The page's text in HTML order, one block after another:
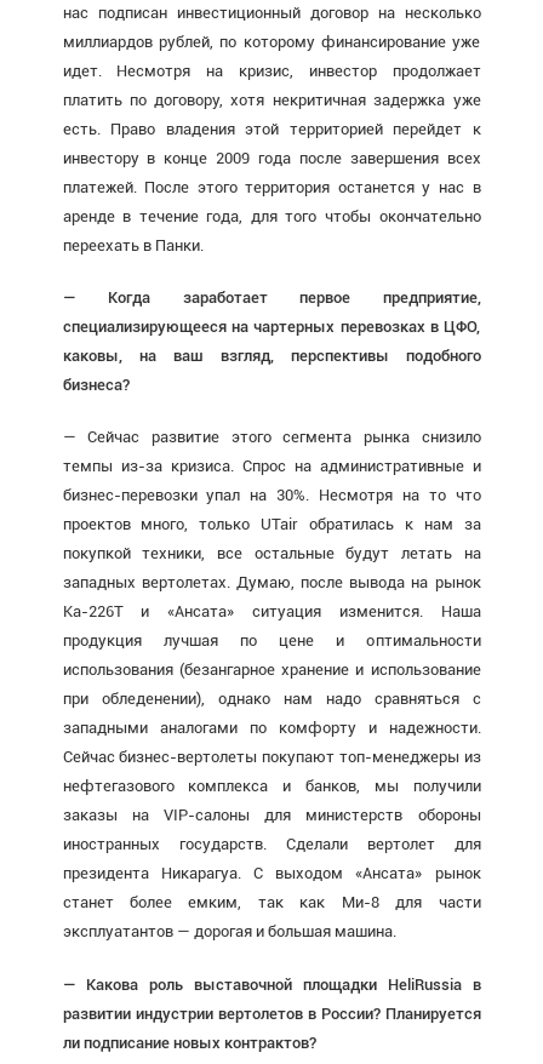
нас подписан инвестиционный договор на несколько
миллиардов рублей, по которому финансирование уже
идет. Несмотря на кризис, инвестор продолжает
платить по договору, хотя некритичная задержка уже
есть. Право владения этой территорией перейдет к
инвестору в конце 2009 года после завершения всех
платежей. После этого территория останется у нас в
аренде в течение года, для того чтобы окончательно
переехать в Панки.
— Когда заработает первое предприятие,
специализирующееся на чартерных перевозках в ЦФО,
каковы, на ваш взгляд, перспективы подобного
бизнеса?
— Сейчас развитие этого сегмента рынка снизило
темпы из-за кризиса. Спрос на административные и
бизнес-перевозки упал на 30%. Несмотря на то что
проектов много, только UTair обратилась к нам за
покупкой техники, все остальные будут летать на
западных вертолетах. Думаю, после вывода на рынок
Ка-226Т и «Ансата» ситуация изменится. Наша
продукция лучшая по цене и оптимальности
использования (безангарное хранение и использование
при обледенении), однако нам надо сравняться с
западными аналогами по комфорту и надежности.
Сейчас бизнес-вертолеты покупают топ-менеджеры из
нефтегазового комплекса и банков, мы получили
заказы на VIP-салоны для министерств обороны
иностранных государств. Сделали вертолет для
президента Никарагуа. С выходом «Ансата» рынок
станет более емким, так как Ми-8 для части
эксплуатантов — дорогая и большая машина.
— Какова роль выставочной площадки HeliRussia в
развитии индустрии вертолетов в России? Планируется
ли подписание новых контрактов?